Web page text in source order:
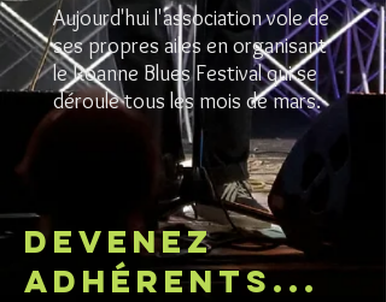
Aujourd'hui l'association vole de
ses propres ailes en organisant
le Roanne Blues Festival qui se
déroule tous les mois de mars.
devenez
adhérents...